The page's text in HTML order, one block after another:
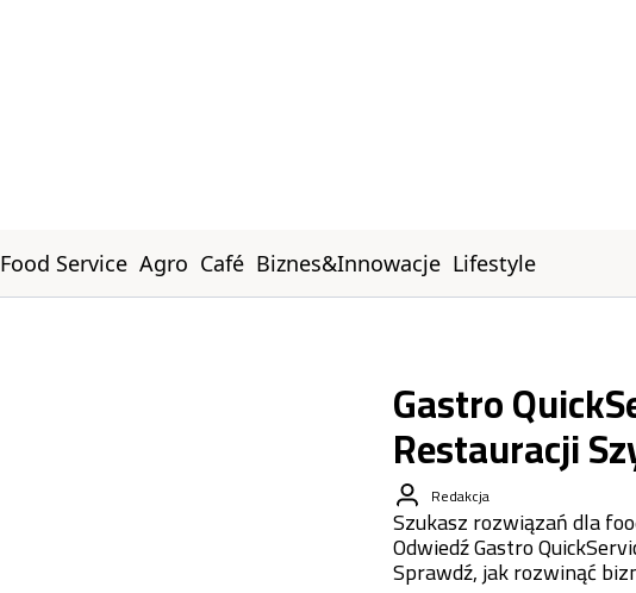
Food Service Agro Café Biznes&Innowacje Lifestyle
Gastro
Restauracji
Redakcja
Szukasz rozwiązań dla
Odwiedź Gastro
Sprawdź, jak rozwinąć